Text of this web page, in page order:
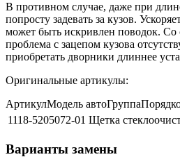
В противном случае, даже при
попросту задевать за кузов.
может быть искривлен поводок. Со
проблема с зацепом кузова
приобретать дворники длиннее
Оригинальные артикулы:
АртикулМодель
1118-5205072-01 Щетка
Варианты замены